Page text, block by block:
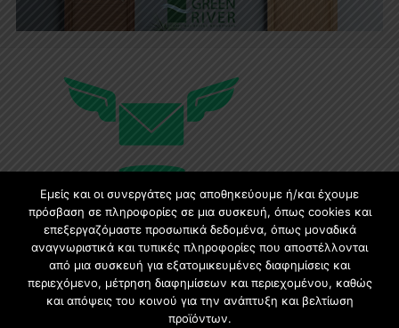
Εγγραφή στο Newsletter
Γίνετε μέλος της μεγαλύτερης διαδικτυακής κοινότητας, ειδικά
για αρχιτέκτονες, σχεδιαστές και λάτρεις της κατασκευής και
Εμείς και οι συνεργάτες μας αποθηκεύουμε ή/και έχουμε
πρόσβαση σε πληροφορίες σε μια συσκευή, όπως cookies και
επεξεργαζόμαστε προσωπικά δεδομένα, όπως μοναδικά
αναγνωριστικά και τυπικές πληροφορίες που αποστέλλονται
από μια συσκευή για εξατομικευμένες διαφημίσεις και
περιεχόμενο, μέτρηση διαφημίσεων και περιεχομένου, καθώς
και απόψεις του κοινού για την ανάπτυξη και βελτίωση
προϊόντων.